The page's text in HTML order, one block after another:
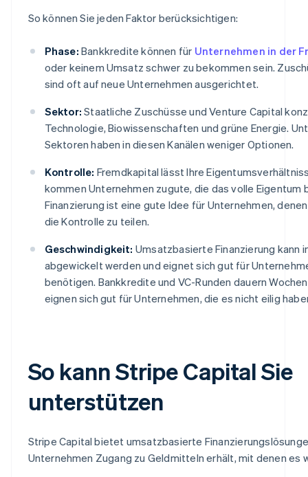
So können Sie jeden Faktor berücksichtigen:
Phase: Bankkredite können für Unternehmen in der
oder keinem Umsatz schwer zu bekommen sein.
sind oft auf neue Unternehmen ausgerichtet.
Sektor: Staatliche Zuschüsse und Venture Capital
Technologie, Biowissenschaften und grüne Energie.
Sektoren haben in diesen Kanälen weniger Optionen.
Kontrolle: Fremdkapital lässt Ihre
kommen Unternehmen zugute, die das volle Eigentum
Finanzierung ist eine gute Idee für Unternehmen,
die Kontrolle zu teilen.
Geschwindigkeit: Umsatzbasierte Finanzierung kann
abgewickelt werden und eignet sich gut für
benötigen. Bankkredite und VC-Runden dauern
eignen sich gut für Unternehmen, die es nicht eilig
So kann Stripe Capital Sie
unterstützen
Stripe Capital bietet umsatzbasierte
Unternehmen Zugang zu Geldmitteln erhält, mit denen es